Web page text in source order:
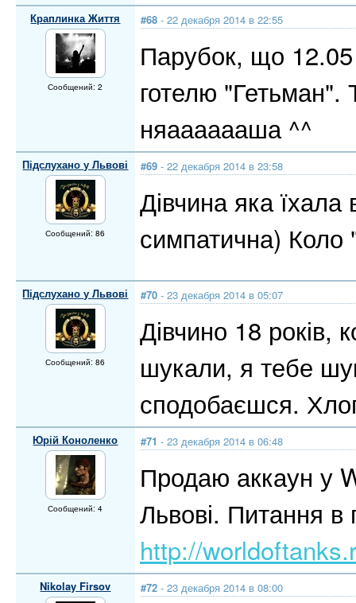
Краплинка Життя
Сообщений: 2
#68 - 22 декабря 2014 в 22:55
Парубок, що 12.05
готелю "Гетьман".
няааааааша ^^
Підслухано у Львові
Сообщений: 86
#69 - 22 декабря 2014 в 23:58
Дівчина яка
симпатична) Коло
Підслухано у Львові
Сообщений: 86
#70 - 23 декабря 2014 в 05:07
Дівчино 18 років,
шукали, я тебе
сподобаєшся.
Юрій Коноленко
Сообщений: 4
#71 - 23 декабря 2014 в 06:48
Продаю аккаун у
Львові. Питання в
http://
Nikolay Firsov #72 - 23 декабря 2014 в 08:00